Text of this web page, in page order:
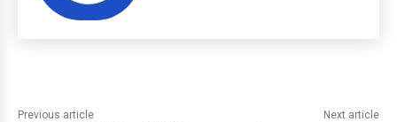
Previous article Next article